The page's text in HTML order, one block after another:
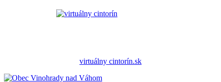
virtuálny cintorín.sk